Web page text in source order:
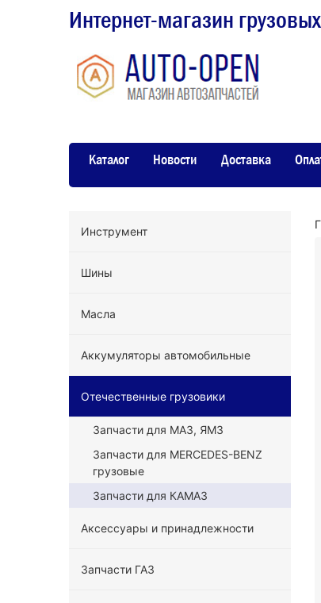
Интернет-магазин
Каталог Новости Доставка
Инструмент
Шины
Масла
Аккумуляторы автомобильные
Отечественные грузовики
Запчасти для МАЗ, ЯМЗ
Запчасти для MERCEDES-BENZ
грузовые
Запчасти для КАМАЗ
Аксессуары и принадлежности
Запчасти ГАЗ